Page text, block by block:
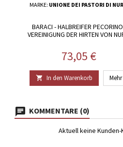
MARKE: UNIONE DEI PASTORI DI
BARACI - HALBREIFER
VEREINIGUNG DER HIRTEN VON
Preis
73,05 €
 In den Warenkorb Mehr
KOMMENTARE (0)
Aktuell keine